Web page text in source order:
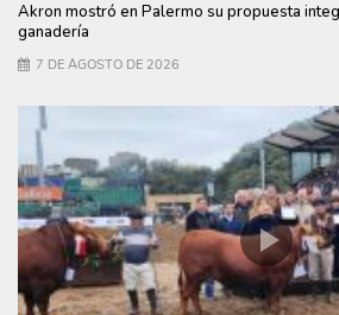
Akron mostró en Palermo su propuesta
ganadería
7 DE AGOSTO DE 2026